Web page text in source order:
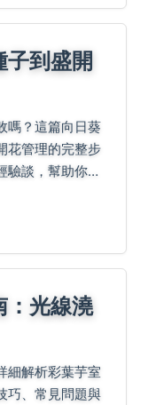
子到盛開
嗎？這篇向日葵
花管理的完整步
驗談，幫助你避
：光線澆
細解析彩葉芋室
巧、常見問題與